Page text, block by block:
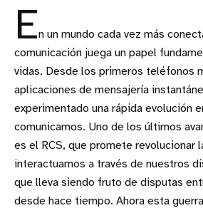
En un mundo cada vez más
comunicación juega un papel
vidas. Desde los primeros teléfonos
aplicaciones de mensajería
experimentado una rápida evolución
comunicamos. Uno de los últimos
es el RCS, que promete revolucionar
interactuamos a través de nuestros
que lleva siendo fruto de disputas
desde hace tiempo. Ahora esta